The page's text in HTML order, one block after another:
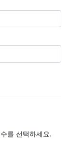
를 선택하세요.